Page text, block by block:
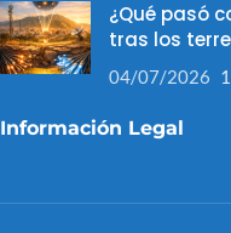
¿Qué pasó
tras los
04/07/2026
Información Legal